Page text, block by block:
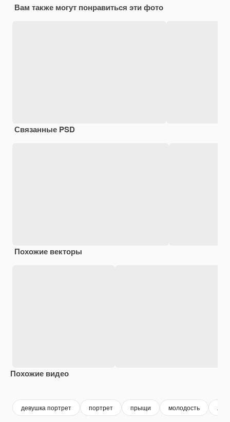
Вам также могут понравиться эти фото
Связанные PSD
Похожие векторы
Похожие видео
девушка портрет портрет прыщи молодость